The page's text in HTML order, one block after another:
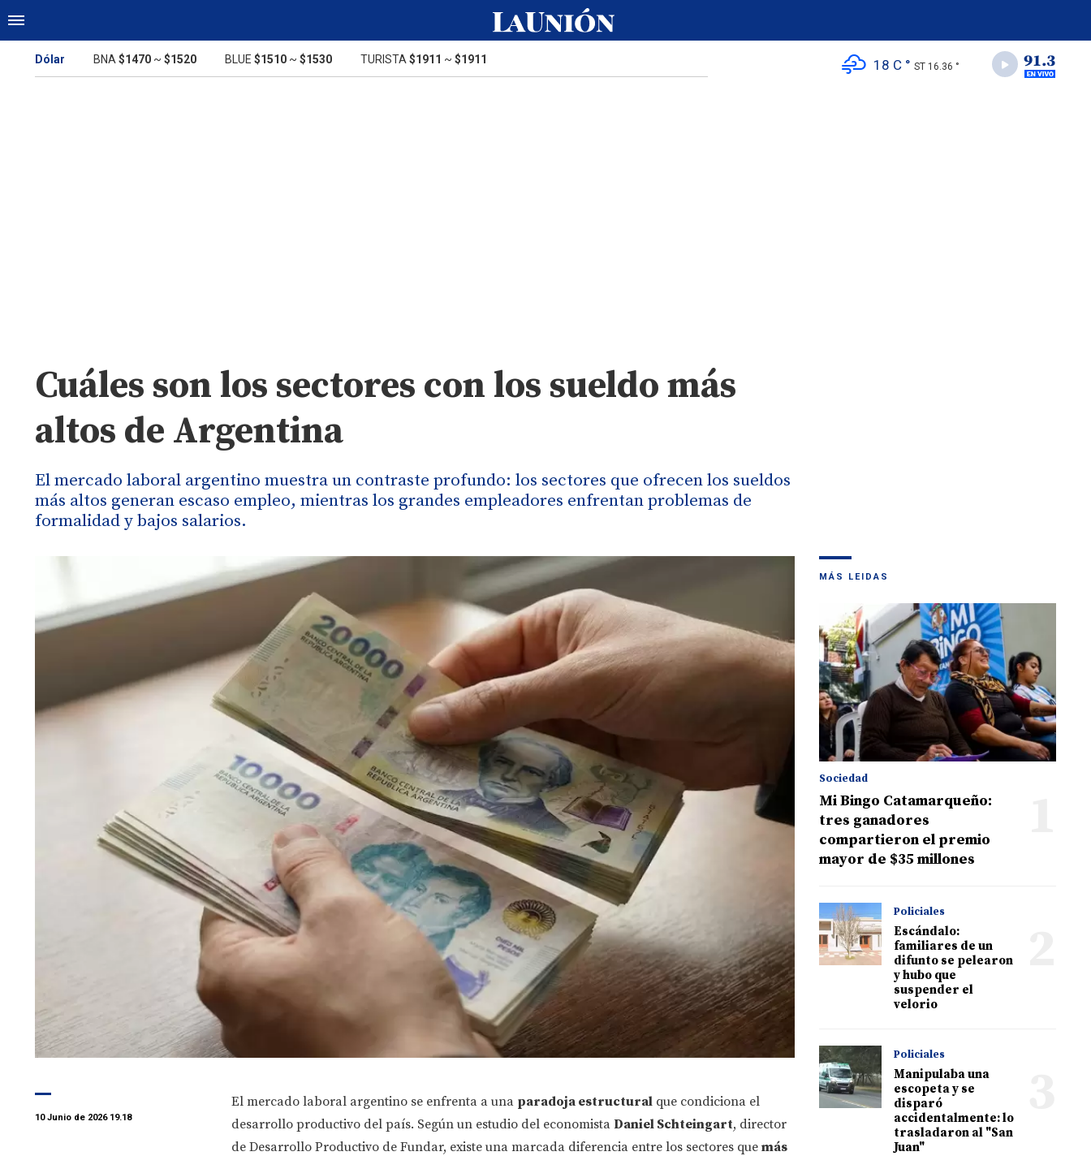
Dólar BNA $1470 ~ $1520 BLUE $1510 ~ $1530 TURISTA $1911 ~ $1911 18 C ° ST 16.36 °
Cuáles son los sectores con los sueldo más
altos de Argentina
El mercado laboral argentino muestra un contraste profundo: los sectores que ofrecen los sueldos
más altos generan escaso empleo, mientras los grandes empleadores enfrentan problemas de
formalidad y bajos salarios.
10 Junio de 2026 19.18
El mercado laboral argentino se enfrenta a una paradoja estructuralque condiciona el
desarrollo productivo del país. Según un estudio del economista Daniel Schteingart, director
de Desarrollo Productivo de Fundar, existe una marcada diferencia entre los sectores que más
MÁS LEIDAS
Sociedad
Mi Bingo Catamarqueño:
tres ganadores
compartieron el premio
mayor de $35 millones
Policiales
Escándalo:
familiares de un
difunto se pelearon
y hubo que
suspender el
velorio
Policiales
Manipulaba una
escopeta y se
disparó
accidentalmente: lo
trasladaron al "San
Juan"